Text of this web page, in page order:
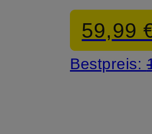
ACE
59,99
Bestpreis: